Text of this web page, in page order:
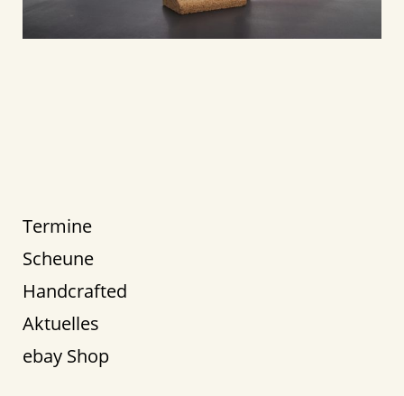
Termine
Scheune
Handcrafted
Aktuelles
ebay Shop